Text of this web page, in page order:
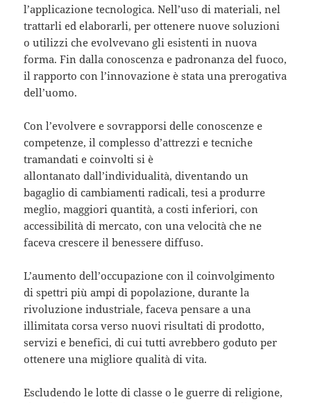
l’applicazione tecnologica. Nell’uso di materiali, nel
trattarli ed elaborarli, per ottenere nuove soluzioni
o utilizzi che evolvevano gli esistenti in nuova
forma. Fin dalla conoscenza e padronanza del fuoco,
il rapporto con l’innovazione è stata una prerogativa
dell’uomo.
Con l’evolvere e sovrapporsi delle conoscenze e
competenze, il complesso d’attrezzi e tecniche
tramandati e coinvolti si è
allontanato dall’individualità, diventando un
bagaglio di cambiamenti radicali, tesi a produrre
meglio, maggiori quantità, a costi inferiori, con
accessibilità di mercato, con una velocità che ne
faceva crescere il benessere diffuso.
L’aumento dell’occupazione con il coinvolgimento
di spettri più ampi di popolazione, durante la
rivoluzione industriale, faceva pensare a una
illimitata corsa verso nuovi risultati di prodotto,
servizi e benefici, di cui tutti avrebbero goduto per
ottenere una migliore qualità di vita.
Escludendo le lotte di classe o le guerre di religione,